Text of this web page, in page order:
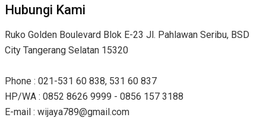
Hubungi Kami
Ruko Golden Boulevard Blok E-23 Jl. Pahlawan Seribu, BSD
City Tangerang Selatan 15320
Phone : 021-531 60 838, 531 60 837
HP/WA : 0852 8626 9999 - 0856 157 3188
E-mail : wijaya789@gmail.com